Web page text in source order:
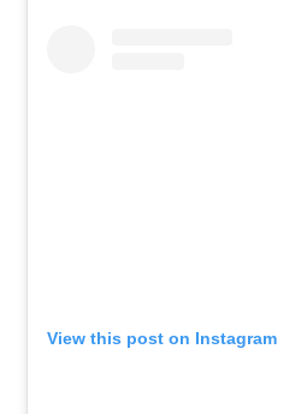
View this post on Instagram